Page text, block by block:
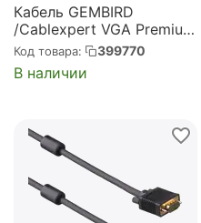
Кабель GEMBIRD
/Cablexpert VGA Premium
, 15M/15M, 10м, черный,
тройной экран,
феррит.кольца (CC-
Код товара: 399770
В наличии